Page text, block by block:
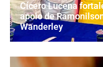
Cícero Lucena
apoio de
Wanderley